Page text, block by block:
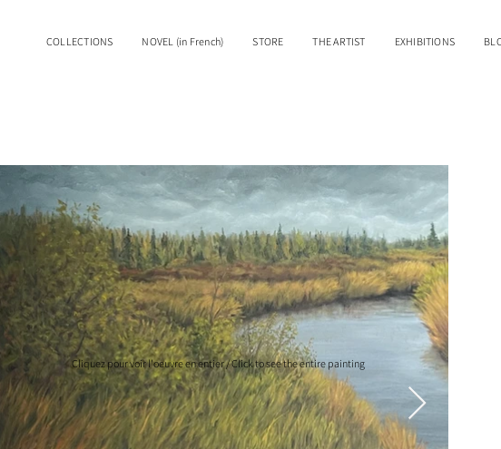
COLLECTIONS NOVEL (in French) STORE THE ARTIST EXHIBITIONS
Cliquez pour voir l'oeuvre en entier / Click to see the entire painting